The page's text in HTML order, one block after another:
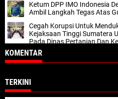
Ketum DPP IMO Indonesia
Ambil Langkah Tegas Atas
Cegah Korupsi Untuk
Kejaksaan Tinggi Sumatera
Pada Dinas Pertanian Dan
KOMENTAR
TERKINI